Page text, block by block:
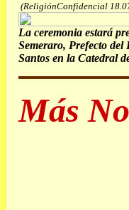
(ReligiónConfidencial
La ceremonia estará
Semeraro, Prefecto del
Santos en la Catedral
Más